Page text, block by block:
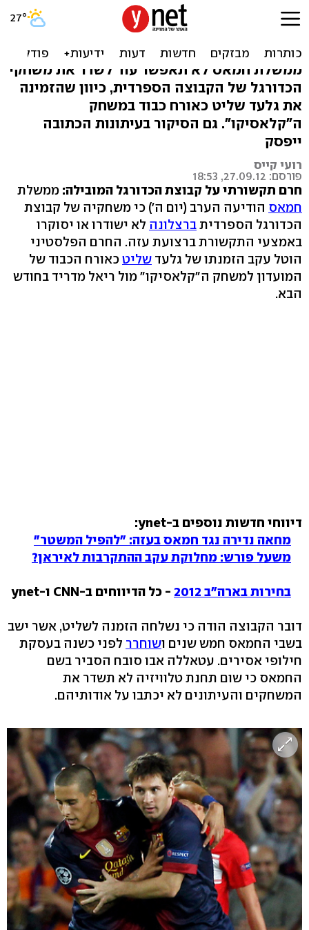
חמאס: חרם על ברצלונה
שהזמינה את שליט
ממשלת חמאס לא תאפשר עוד לשדר את משחקי
הכדורגל של הקבוצה הספרדית, כיוון שהזמינה
את גלעד שליט כאורח כבוד במשחק
ה"קלאסיקו". גם הסיקור בעיתונות הכתובה
ייפסק
רועי קייס
פורסם: 27.09.12, 18:53
חרם תקשורתי על קבוצת הכדורגל המובילה: ממשלת
חמאס הודיעה הערב (יום ה') כי משחקיה של קבוצת
הכדורגל הספרדיתברצלונה לא ישודרו או יסוקרו
באמצעי התקשורת ברצועת עזה. החרם הפלסטיני
הוטל עקב הזמנתו של גלעד שליטכאורח הכבוד של
המועדון למשחק ה"קלאסיקו" מול ריאל מדריד בחודש
הבא.
דיווחי חדשות נוספים ב-ynet:
מחאה נדירה נגד חמאס בעזה: "להפיל המשטר"
משעל פורש: מחלוקת עקב ההתקרבות לאיראן?
בחירות בארה"ב 2012 - כל הדיווחים ב-CNN ו-ynet
דובר הקבוצה הודה כי נשלחה הזמנה לשליט, אשר ישב
בשבי החמאס חמש שנים ושוחרר לפני כשנה בעסקת
חילופי אסירים. עטאללה אבו סובח הסביר בשם
החמאס כי שום תחנת טלוויזיה לא תשדר את
המשחקים והעיתונים לא יכתבו על אודותיהם.